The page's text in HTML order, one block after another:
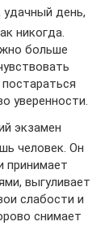
день,
никогда.
больше
уверенности.
экзамен
человек. Он
принимает
выгуливает
слабости и
снимает